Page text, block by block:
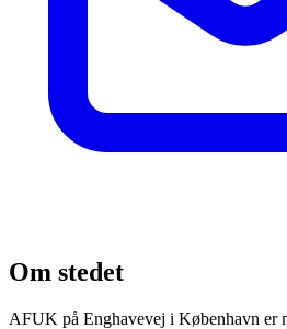
Om stedet
AFUK på Enghavevej i København er